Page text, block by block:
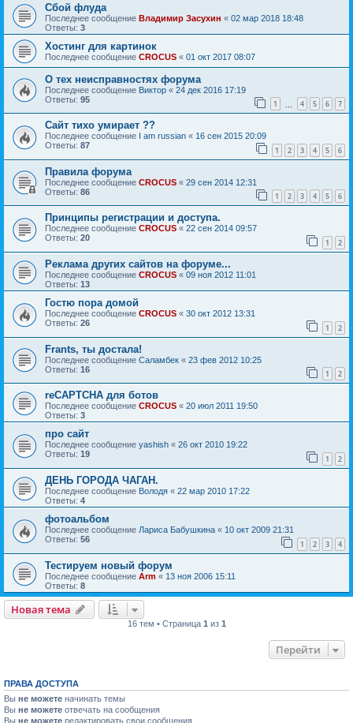
Cбой флуда
Последнее сообщение Владимир Засухин « 02 мар 2018 18:48
Ответы: 3
Хостинг для картинок
Последнее сообщение CROCUS « 01 окт 2017 08:07
О тех неисправностях форума
Последнее сообщение Виктор « 24 дек 2016 17:19
Ответы: 95 1 4 5 6 7
Сайт тихо умирает ??
Последнее сообщение I am russian « 16 сен 2015 20:09
Ответы: 87 1 2 3 4 5 6
Правила форума
Последнее сообщение CROCUS « 29 сен 2014 12:31
Ответы: 86 1 2 3 4 5 6
Принципы регистрации и доступа.
Последнее сообщение CROCUS « 22 сен 2014 09:57
Ответы: 20 1 2
Реклама других сайтов на форуме...
Последнее сообщение CROCUS « 09 ноя 2012 11:01
Ответы: 13
Гостю пора домой
Последнее сообщение CROCUS « 30 окт 2012 13:31
Ответы: 26 1 2
Frants, ты достала!
Последнее сообщение Саламбек « 23 фев 2012 10:25
Ответы: 16 1 2
reCAPTCHA для ботов
Последнее сообщение CROCUS « 20 июл 2011 19:50
Ответы: 3
про сайт
Последнее сообщение yashish « 26 окт 2010 19:22
Ответы: 19 1 2
ДЕНЬ ГОРОДА ЧАГАН.
Последнее сообщение Володя « 22 мар 2010 17:22
Ответы: 4
фотоальбом
Последнее сообщение Лариса Бабушкина « 10 окт 2009 21:31
Ответы: 56 1 2 3 4
Тестируем новый форум
Последнее сообщение Arm « 13 ноя 2006 15:11
Ответы: 8
Новая тема
16 тем • Страница 1 из 1
Перейти
ПРАВА ДОСТУПА
Вы не можете начинать темы
Вы не можете отвечать на сообщения
Вы не можете редактировать свои сообщения